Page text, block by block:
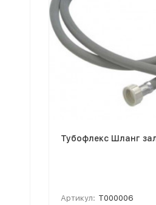
Тубофлекс Шланг
Артикул: T000006